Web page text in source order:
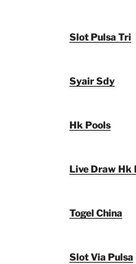
Slot Pulsa Tri
Syair Sdy
Hk Pools
Live Draw Hk
Togel China
Slot Via Pulsa